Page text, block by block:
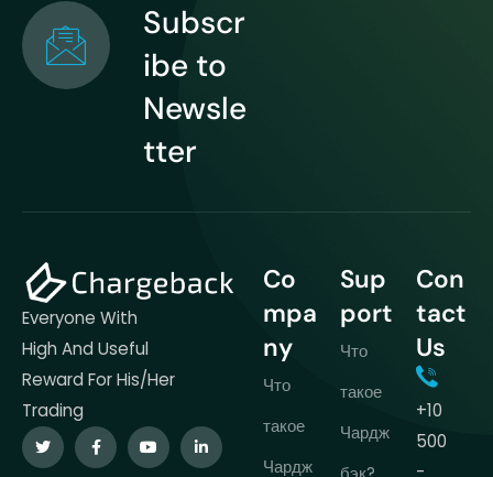
Subscr
ibe to
Newsle
tter
Everyone With
High And Useful
Reward For His/her
Trading
Co
mpa
ny
Что
такое
Чардж
Sup
port
Что
такое
Чардж
Con
tact
Us
+10
500
-